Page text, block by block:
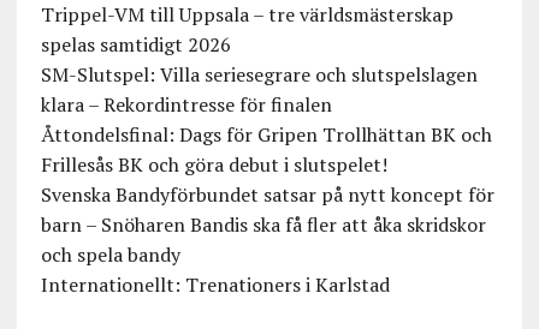
Trippel-VM till Uppsala – tre världsmästerskap
spelas samtidigt 2026
SM-Slutspel: Villa seriesegrare och slutspelslagen
klara – Rekordintresse för finalen
Åttondelsfinal: Dags för Gripen Trollhättan BK och
Frillesås BK och göra debut i slutspelet!
Svenska Bandyförbundet satsar på nytt koncept för
barn – Snöharen Bandis ska få fler att åka skridskor
och spela bandy
Internationellt: Trenationers i Karlstad